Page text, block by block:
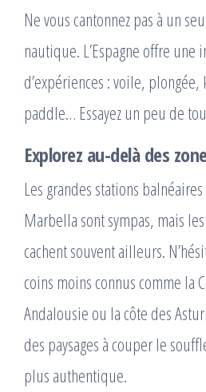
Ne vous cantonnez pas à un
nautique. L’Espagne offre une
d’expériences : voile, plongée,
paddle… Essayez un peu de
Explorez au-delà des
Les grandes stations
Marbella sont sympas, mais
cachent souvent ailleurs.
coins moins connus comme la
Andalousie ou la côte des
des paysages à couper le
plus authentique.